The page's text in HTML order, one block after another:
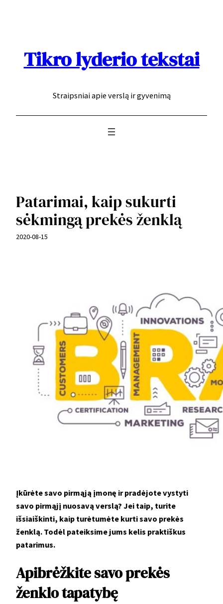
Tikro lyderio tekstai
Straipsniai apie verslą ir gyvenimą
Patarimai, kaip sukurti
sėkmingą prekės ženklą
2020-08-15
Įkūrėte savo pirmąją įmonę ir pradėjote vystyti
savo pirmąjį nuosavą verslą? Jei taip, turite
išsiaiškinti, kaip turėtumėte kurti savo prekės
ženklą. Todėl pateiksime jums kelis praktiškus
patarimus.
Apibrėžkite savo prekės
ženklo tapatybę